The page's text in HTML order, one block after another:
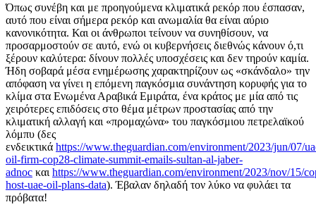
Όπως συνέβη και με προηγούμενα κλιματικά ρεκόρ που έσπασαν,
αυτό που είναι σήμερα ρεκόρ και ανωμαλία θα είναι αύριο
κανονικότητα. Και οι άνθρωποι τείνουν να συνηθίσουν, να
προσαρμοστούν σε αυτό, ενώ οι κυβερνήσεις διεθνώς κάνουν ό,τι
ξέρουν καλύτερα: δίνουν πολλές υποσχέσεις και δεν τηρούν καμία.
Ήδη σοβαρά μέσα ενημέρωσης χαρακτηρίζουν ως «σκάνδαλο» την
απόφαση να γίνει η επόμενη παγκόσμια συνάντηση κορυφής για το
κλίμα στα Ενωμένα Αραβικά Εμιράτα, ένα κράτος με μία από τις
χειρότερες επιδόσεις στο θέμα μέτρων προστασίας από την
κλιματική αλλαγή και «προμαχώνα» του παγκόσμιου πετρελαϊκού
λόμπυ (δες
ενδεικτικά https://www.theguardian.com/environment/2023/jun/07/
oil-firm-cop28-climate-summit-emails-sultan-al-jaber-
adnoc και https://www.theguardian.com/environment/2023/nov/15/
host-uae-oil-plans-data). Έβαλαν δηλαδή τον λύκο να φυλάει τα
πρόβατα!